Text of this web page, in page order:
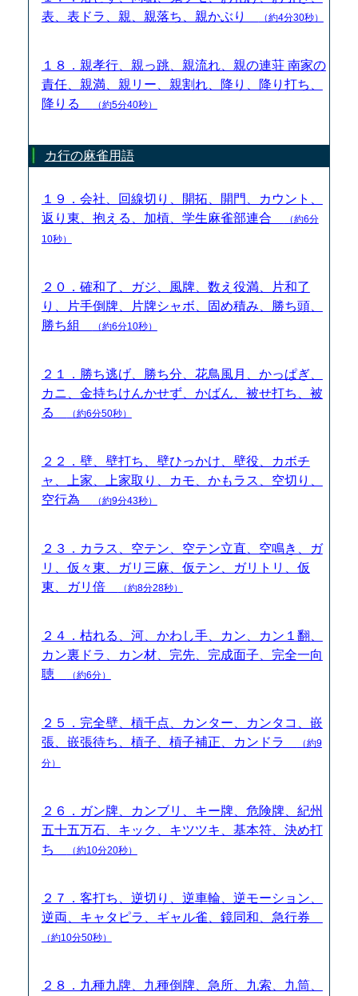
表、表ドラ、親、親落ち、親かぶり
（約4分30秒）
１８．親孝行、親っ跳、親流れ、親の連荘 南家の
責任、親満、親リー、親割れ、降り、降り打ち、
降りる
（約5分40秒）
カ行の麻雀用語
１９．会社、回線切り、開拓、開門、カウント、
返り東、抱える、加槓、学生麻雀部連合
（約6分
10秒）
２０．確和了、ガジ、風牌、数え役満、片和了
り、片手倒牌、片牌シャボ、固め積み、勝ち頭、
勝ち組
（約6分10秒）
２１．勝ち逃げ、勝ち分、花鳥風月、かっぱぎ、
カニ、金持ちけんかせず、かばん、被せ打ち、被
る
（約6分50秒）
２２．壁、壁打ち、壁ひっかけ、壁役、カボチ
ャ、上家、上家取り、カモ、かもラス、空切り、
空行為
（約9分43秒）
２３．カラス、空テン、空テン立直、空鳴き、ガ
リ、仮々東、ガリ三麻、仮テン、ガリトリ、仮
東、ガリ倍
（約8分28秒）
２４．枯れる、河、かわし手、カン、カン１翻、
カン裏ドラ、カン材、完先、完成面子、完全一向
聴
（約6分）
２５．完全壁、槓千点、カンター、カンタコ、嵌
張、嵌張待ち、槓子、槓子補正、カンドラ
（約9
分）
２６．ガン牌、カンブリ、キー牌、危険牌、紀州
五十五万石、キック、キツツキ、基本符、決め打
ち
（約10分20秒）
２７．客打ち、逆切り、逆車輪、逆モーション、
逆両、キャタピラ、ギャル雀、鏡同和、急行券
（約10分50秒）
２８．九種九牌、九種倒牌、急所、九索、九筒、